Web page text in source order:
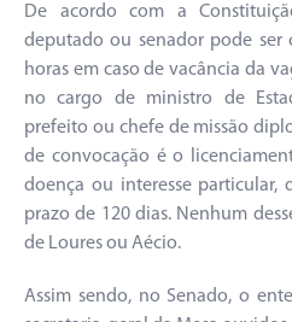
De acordo com a
deputado ou senador pode ser
horas em caso de vacância da
no cargo de ministro de
prefeito ou chefe de missão
de convocação é o
doença ou interesse particular,
prazo de 120 dias. Nenhum
de Loures ou Aécio.
Assim sendo, no Senado, o